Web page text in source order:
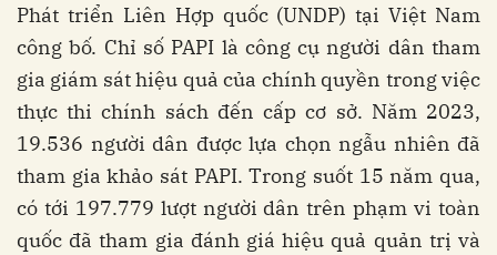
Phát triển Liên Hợp quốc (UNDP) tại Việt Nam
công bố. Chỉ số PAPI là công cụ người dân tham
gia giám sát hiệu quả của chính quyền trong việc
thực thi chính sách đến cấp cơ sở. Năm 2023,
19.536 người dân được lựa chọn ngẫu nhiên đã
tham gia khảo sát PAPI. Trong suốt 15 năm qua,
có tới 197.779 lượt người dân trên phạm vi toàn
quốc đã tham gia đánh giá hiệu quả quản trị và